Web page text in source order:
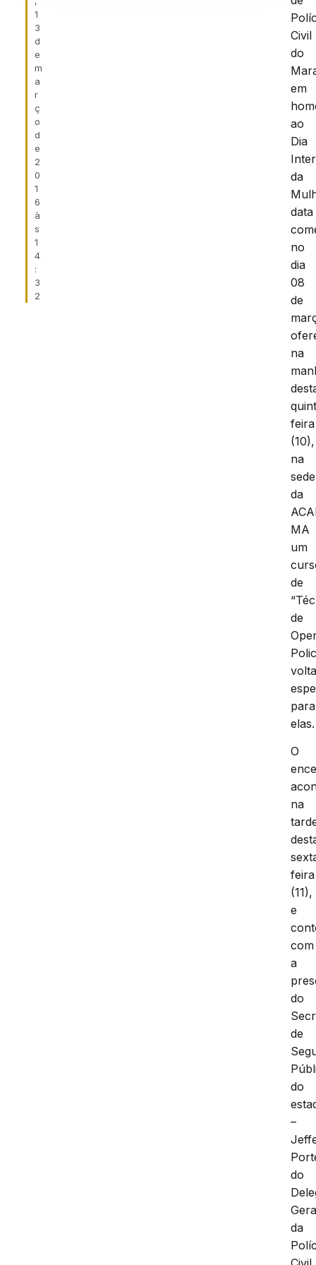
1
3
d
e
m
a
r
ç
o
d
e
2
0
1
6
à
s
1
4
:
3
2
Civil
do
em
ao
Dia
da
data
no
dia
08
de
na
feira
(10),
na
sede
da
MA
um
de
de
para
elas.
O
na
feira
(11),
e
com
a
do
de
do
–
do
da